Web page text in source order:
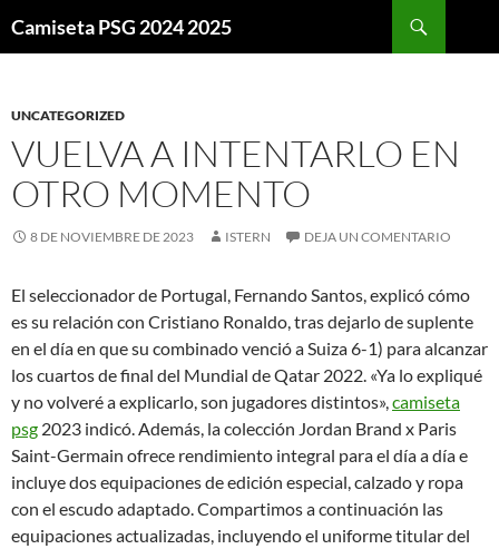
Camiseta PSG 2024 2025
UNCATEGORIZED
VUELVA A INTENTARLO EN
OTRO MOMENTO
8 DE NOVIEMBRE DE 2023 ISTERN DEJA UN COMENTARIO
El seleccionador de Portugal, Fernando Santos, explicó cómo
es su relación con Cristiano Ronaldo, tras dejarlo de suplente
en el día en que su combinado venció a Suiza 6-1) para alcanzar
los cuartos de final del Mundial de Qatar 2022. «Ya lo expliqué
y no volveré a explicarlo, son jugadores distintos»,camiseta
psg 2023 indicó. Además, la colección Jordan Brand x Paris
Saint-Germain ofrece rendimiento integral para el día a día e
incluye dos equipaciones de edición especial, calzado y ropa
con el escudo adaptado. Compartimos a continuación las
equipaciones actualizadas, incluyendo el uniforme titular del